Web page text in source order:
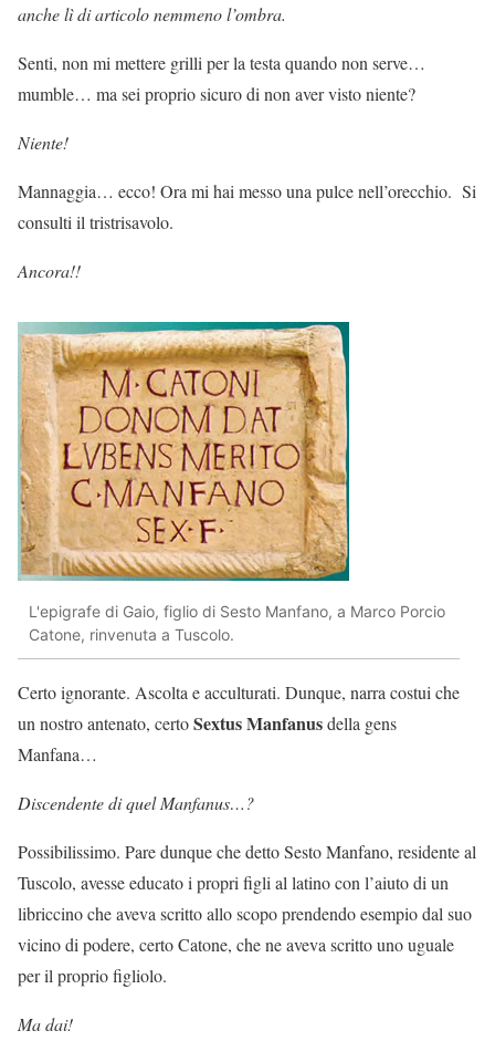
anche lì di articolo nemmeno l’ombra.
Senti, non mi mettere grilli per la testa quando non serve…
mumble… ma sei proprio sicuro di non aver visto niente?
Niente!
Mannaggia… ecco! Ora mi hai messo una pulce nell’orecchio. Si
consulti il tristrisavolo.
Ancora!!
L'epigrafe di Gaio, figlio di Sesto Manfano, a Marco Porcio
Catone, rinvenuta a Tuscolo.
Certo ignorante. Ascolta e acculturati. Dunque, narra costui che
un nostro antenato, certoSextus Manfanusdella gens
Manfana…
Discendente di quel Manfanus…?
Possibilissimo. Pare dunque che detto Sesto Manfano, residente al
Tuscolo, avesse educato i propri figli al latino con l’aiuto di un
libriccino che aveva scritto allo scopo prendendo esempio dal suo
vicino di podere, certo Catone, che ne aveva scritto uno uguale
per il proprio figliolo.
Ma dai!